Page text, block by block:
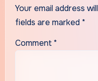
Your email address
fields are marked *
Comment *